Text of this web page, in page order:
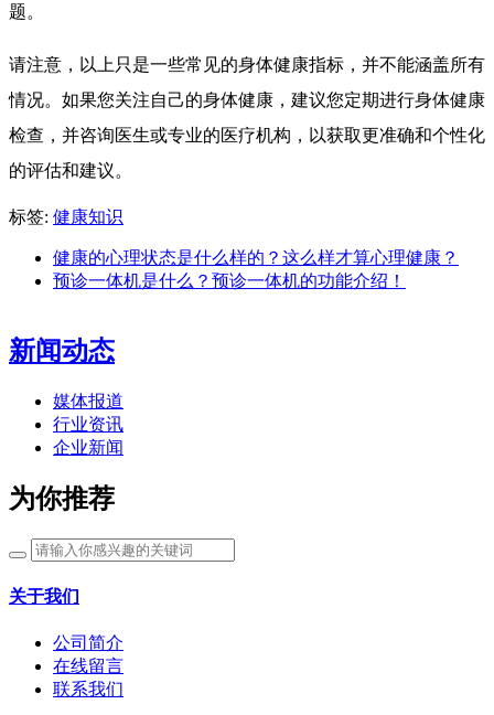
题。
请注意，以上只是一些常见的身体健康指标，并不能涵盖所有
情况。如果您关注自己的身体健康，建议您定期进行身体健康
检查，并咨询医生或专业的医疗机构，以获取更准确和个性化
的评估和建议。
标签: 健康知识
健康的心理状态是什么样的？这么样才算心理健康？
预诊一体机是什么？预诊一体机的功能介绍！
新闻动态
媒体报道
行业资讯
企业新闻
为你推荐
关于我们
公司简介
在线留言
联系我们